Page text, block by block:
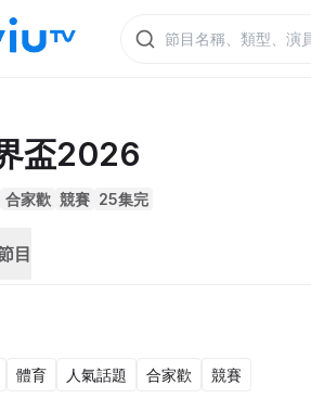
盃2026
合家歡 競賽 25集完
目
體育 人氣話題 合家歡 競賽